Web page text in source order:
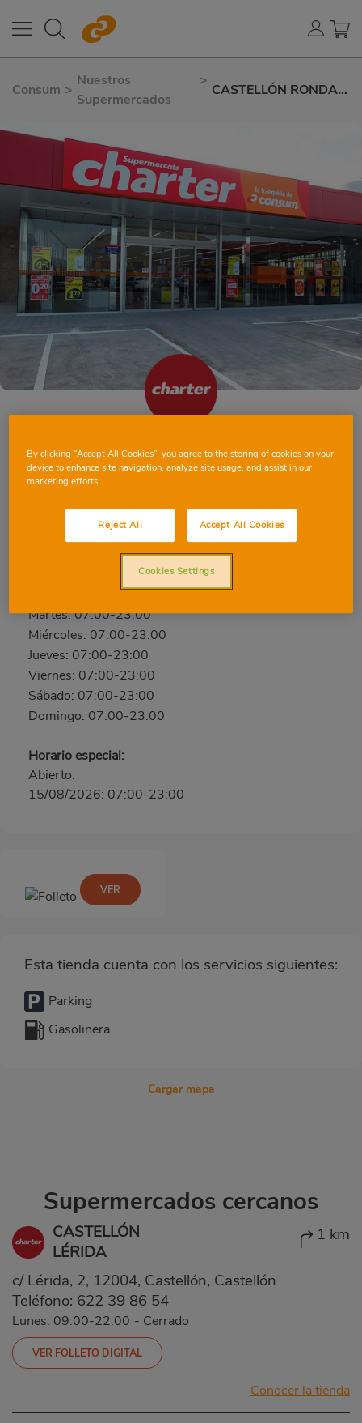
Consum >
Nuestros
Supermercados
>
CASTELLÓN RONDA
CASTELLÓN RONDA NORTE
Ronda Norte polígono 137 Coscollosa, 12004,
CASTELLÓN DE LA PLANA, CASTELLÓN
96 476 79 70
Lunes: 07:00-23:00
Martes: 07:00-23:00
Miércoles: 07:00-23:00
Jueves: 07:00-23:00
Viernes: 07:00-23:00
Sábado: 07:00-23:00
Domingo: 07:00-23:00
Horario especial:
Abierto:
15/08/2026: 07:00-23:00
Esta tienda cuenta con los servicios siguientes:
Parking
Gasolinera
VER
Cargar mapa
Supermercados cercanos
CASTELLÓN
LÉRIDA
1 km
c/ Lérida, 2, 12004, Castellón, Castellón
Teléfono: 622 39 86 54
Lunes: 09:00-22:00 - Cerrado
VER FOLLETO DIGITAL
Conocer la tienda
By clicking “Accept All Cookies”, you agree to the storing of cookies on your
device to enhance site navigation, analyze site usage, and assist in our
marketing efforts.
Reject All Accept All Cookies
Cookies Settings